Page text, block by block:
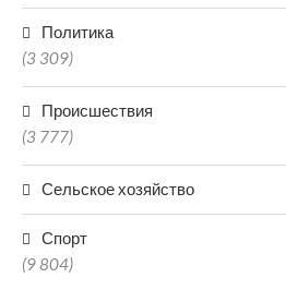
Политика
(3 309)
Происшествия
(3 777)
Сельское хозяйство
Спорт
(9 804)